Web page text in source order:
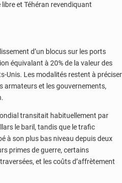
et Téhéran revendiquant
d’un blocus sur les ports
équivalant à 20% de la valeur des
Unis. Les modalités restent à préciser
armateurs et les gouvernements,
transitait habituellement par
le baril, tandis que le trafic
à son plus bas niveau depuis deux
primes de guerre, certains
et les coûts d’affrètement